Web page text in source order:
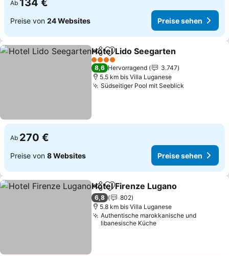
Ab 134 €
Preise von 24 Websites Preise sehen
TeilenZu Favoriten hinzufügen
Hotel Lido Seegarten
4 Sterne
8,6 Hervorragend
3.747
5.5 km bis Villa Luganese
Südseitiger Pool mit Seeblick
Ab 270 €
Preise von 8 Websites Preise sehen
TeilenZu Favoriten hinzufügen
Hotel Firenze Lugano
6,8
802
5.8 km bis Villa Luganese
Authentische marokkanische und
libanesische Küche